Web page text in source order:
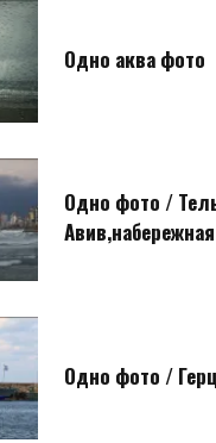
Одно аква фото
Одно фото /
Авив,набережная
Одно фото /